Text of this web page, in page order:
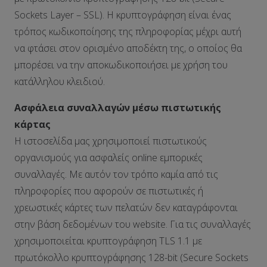
Sockets Layer – SSL). Η κρυπτογράφηση είναι ένας
τρόπος κωδικοποίησης της πληροφορίας μέχρι αυτή
να φτάσει στον ορισμένο αποδέκτη της, ο οποίος θα
μπορέσει να την αποκωδικοποιήσει με χρήση του
κατάλληλου κλειδιού.
Ασφάλεια συναλλαγών μέσω πιστωτικής
κάρτας
H ιστοσελίδα μας χρησιμοποιεί πιστωτικούς
οργανισμούς για ασφαλείς online εμπορικές
συναλλαγές. Με αυτόν τον τρόπο καμία από τις
πληροφορίες που αφορούν σε πιστωτικές ή
χρεωστικές κάρτες των πελατών δεν καταγράφονται
στην βάση δεδομένων του website. Για τις συναλλαγές
χρησιμοποιείται κρυπτογράφηση TLS 1.1 με
πρωτόκολλο κρυπτογράφησης 128-bit (Secure Sockets